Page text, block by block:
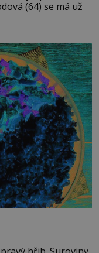
(64) se má už